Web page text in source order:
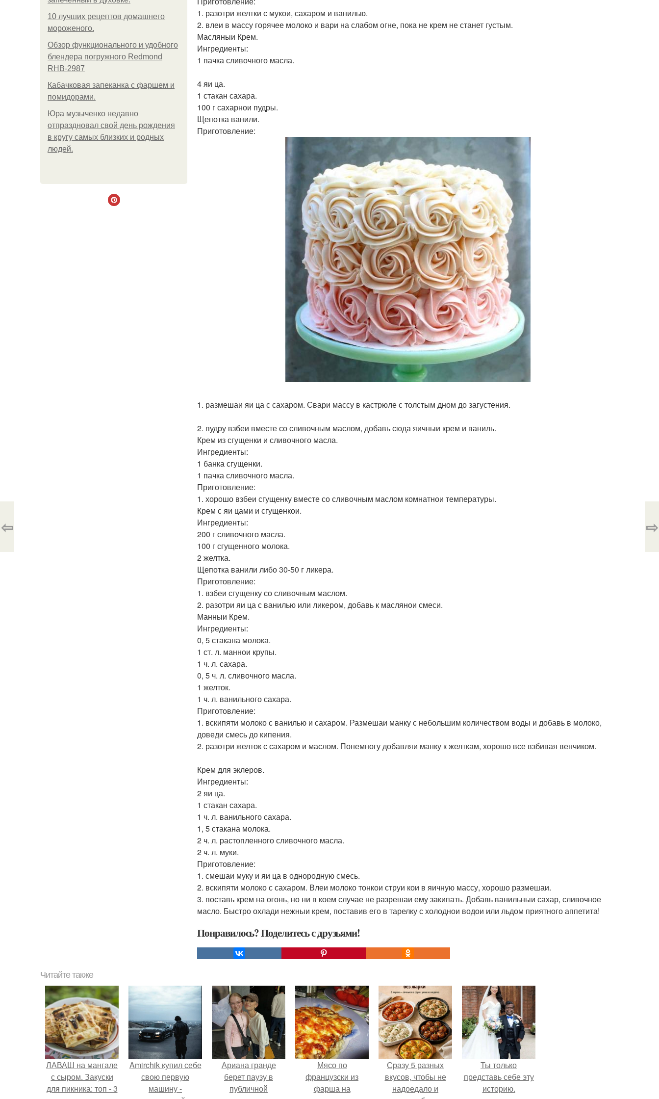
10 лучших рецептов домашнего
мороженого.
Обзор функционального и удобного
блендера погружного Redmond
RHB-2987
Кабачковая запеканка с фаршем и
помидорами.
Юра музыченко недавно
отпраздновал свой день рождения
в кругу самых близких и родных
людей.
1. разотри желтки с мукои, сахаром и ванилью.
2. влеи в массу горячее молоко и вари на слабом огне, пока не крем не станет густым.
Масляныи Крем.
Ингредиенты:
1 пачка сливочного масла.
4 яи ца.
1 стакан сахара.
100 г сахарнои пудры.
Щепотка ванили.
Приготовление:
1. размешаи яи ца с сахаром. Свари массу в кастрюле с толстым дном до загустения.
2. пудру взбеи вместе со сливочным маслом, добавь сюда яичныи крем и ваниль.
Крем из сгущенки и сливочного масла.
Ингредиенты:
1 банка сгущенки.
1 пачка сливочного масла.
Приготовление:
1. хорошо взбеи сгущенку вместе со сливочным маслом комнатнои температуры.
Крем с яи цами и сгущенкои.
Ингредиенты:
200 г сливочного масла.
100 г сгущенного молока.
2 желтка.
Щепотка ванили либо 30-50 г ликера.
Приготовление:
1. взбеи сгущенку со сливочным маслом.
2. разотри яи ца с ванилью или ликером, добавь к маслянои смеси.
Манныи Крем.
Ингредиенты:
0, 5 стакана молока.
1 ст. л. маннои крупы.
1 ч. л. сахара.
0, 5 ч. л. сливочного масла.
1 желток.
1 ч. л. ванильного сахара.
Приготовление:
1. вскипяти молоко с ванилью и сахаром. Размешаи манку с небольшим количеством воды и добавь в молоко,
доведи смесь до кипения.
2. разотри желток с сахаром и маслом. Понемногу добавляи манку к желткам, хорошо все взбивая венчиком.
Крем для эклеров.
Ингредиенты:
2 яи ца.
1 стакан сахара.
1 ч. л. ванильного сахара.
1, 5 стакана молока.
2 ч. л. растопленного сливочного масла.
2 ч. л. муки.
Приготовление:
1. смешаи муку и яи ца в однородную смесь.
2. вскипяти молоко с сахаром. Влеи молоко тонкои струи кои в яичную массу, хорошо размешаи.
3. поставь крем на огонь, но ни в коем случае не разрешаи ему закипать. Добавь ванильныи сахар, сливочное
масло. Быстро охлади нежныи крем, поставив его в тарелку с холоднои водои или льдом приятного аппетита!
Понравилось? Поделитесь с друзьями!
⇦ ⇨
Читайте также
ЛАВАШ на мангале
с сыром. Закуски
для пикника: топ - 3
Amirchik купил себе
свою первую
машину -
Ариана гранде
берет паузу в
публичной
Мясо по
французски из
фарша на
Сразу 5 разных
вкусов, чтобы не
надоедало и
Ты только
представь себе эту
историю.